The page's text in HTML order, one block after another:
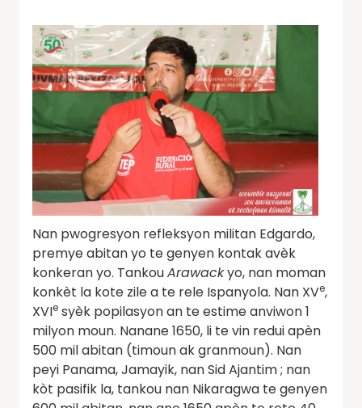
Nan pwogresyon refleksyon militan Edgardo,
premye abitan yo te genyen kontak avèk
konkeran yo. TankouArawackyo, nan moman
konkèt la kote zile a te rele Ispanyola. Nan XVe,
XVIe syèk popilasyon an te estime anviwon 1
milyon moun. Nanane 1650, li te vin redui apèn
500 mil abitan (timoun ak granmoun). Nan
peyi Panama, Jamayik, nan Sid Ajantim ; nan
kòt pasifik la, tankou nan Nikaragwa te genyen